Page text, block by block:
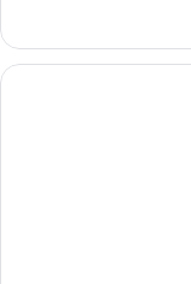
Grand,
cama